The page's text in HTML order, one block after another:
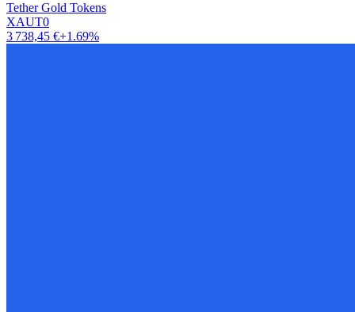
Tether Gold Tokens
XAUT0
3 738,45 €+1.69%